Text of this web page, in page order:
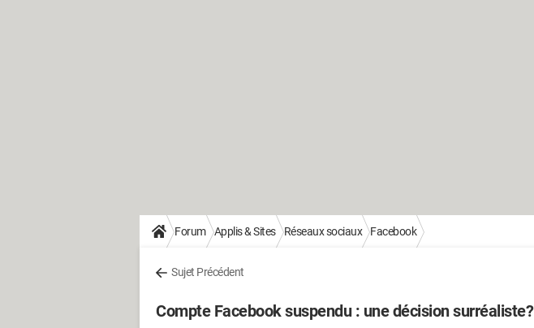
Forum Applis & Sites Réseaux sociaux Facebook
Sujet Précédent
Compte Facebook suspendu : une décision surréaliste?